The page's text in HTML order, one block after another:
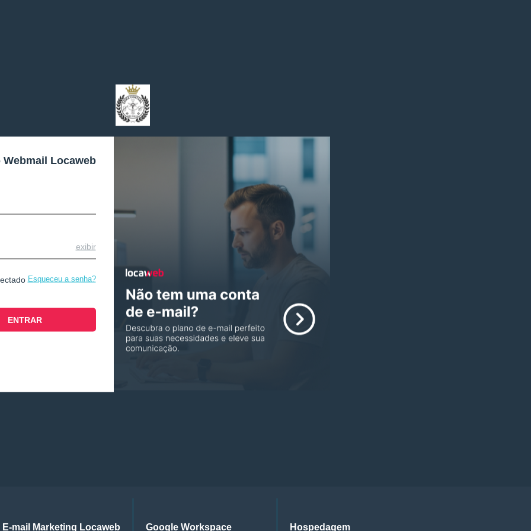
Webmail Locaweb
exibir
Esqueceu a senha?
E-mail Marketing Locaweb Google Workspace Hospedagem